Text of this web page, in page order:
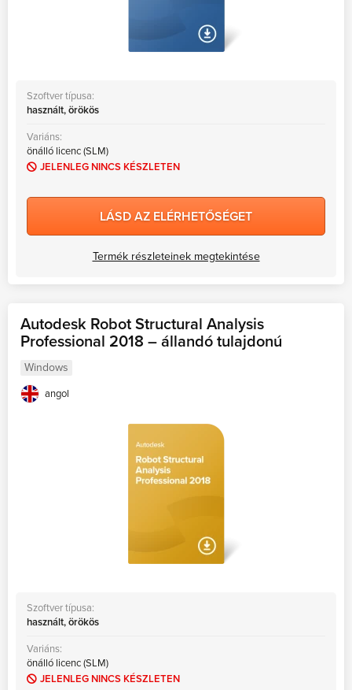
Szoftver típusa:
használt, örökös
Variáns:
önálló licenc (SLM)
JELENLEG NINCS KÉSZLETEN
LÁSD AZ ELÉRHETŐSÉGET
Termék részleteinek megtekintése
Autodesk Robot Structural Analysis
Professional 2018 – állandó tulajdonú
Windows
angol
Szoftver típusa:
használt, örökös
Variáns:
önálló licenc (SLM)
JELENLEG NINCS KÉSZLETEN